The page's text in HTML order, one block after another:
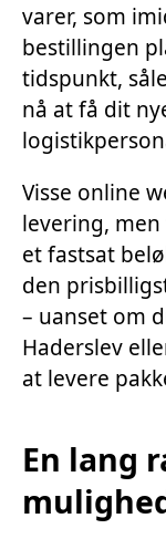
varer, som
bestillingen
tidspunkt,
nå at få dit
Visse online
levering,
et fastsat
den
– uanset om
Haderslev
at levere
En lang